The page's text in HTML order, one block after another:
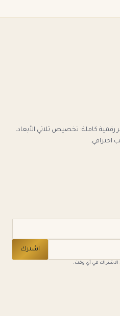
كاملة: تخصيص ثلاثي الأبعاد،
احترافي.
اشترك
الاشتراك في أي وقت.